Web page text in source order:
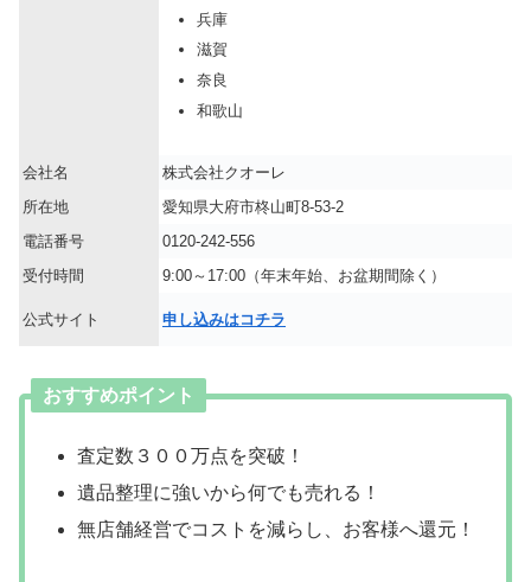
兵庫
滋賀
奈良
和歌山
会社名
株式会社クオーレ
所在地
愛知県大府市柊山町8-53-2
電話番号
0120-242-556
受付時間
9:00～17:00（年末年始、お盆期間除く）
公式サイト 申し込みはコチラ
おすすめポイント
査定数３００万点を突破！
遺品整理に強いから何でも売れる！
無店舗経営でコストを減らし、お客様へ還元！